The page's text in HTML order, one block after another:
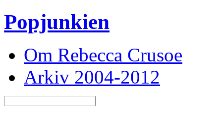
Popjunkien
Om Rebecca Crusoe
Arkiv 2004-2012